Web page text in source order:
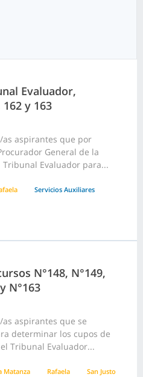
Evaluador,
y 163
as aspirantes que por
General de la
Evaluador para...
Servicios Auxiliares
N°148, N°149,
N°163
aspirantes que se
determinar los cupos de
Tribunal Evaluador...
Matanza Rafaela San Justo